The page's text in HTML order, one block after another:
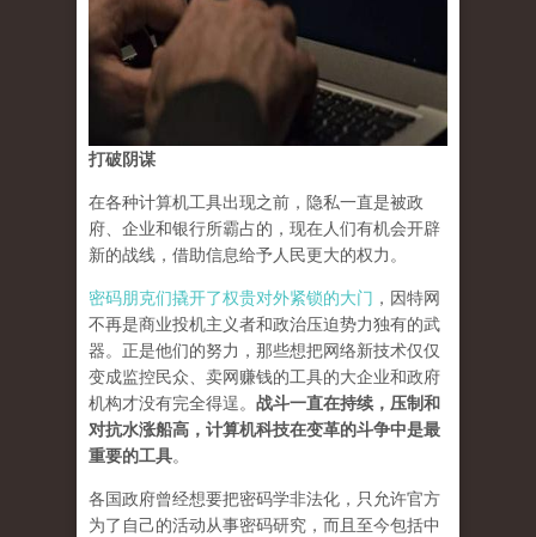
打破阴谋
在各种计算机工具出现之前，隐私一直是被政
府、企业和银行所霸占的，现在人们有机会开辟
新的战线，借助信息给予人民更大的权力。
密码朋克们撬开了权贵对外紧锁的大门 ，因特网
不再是商业投机主义者和政治压迫势力独有的武
器。正是他们的努力，那些想把网络新技术仅仅
变成监控民众、卖网赚钱的工具的大企业和政府
机构才没有完全得逞。 战斗一直在持续，压制和
对抗水涨船高，计算机科技在变革的斗争中是最
重要的工具。
各国政府曾经想要把密码学非法化，只允许官方
为了自己的活动从事密码研究，而且至今包括中